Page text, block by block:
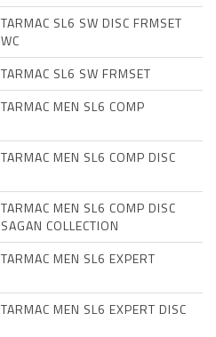
TARMAC SL6 SW DISC FRMSET
WC
TARMAC SL6 SW FRMSET
TARMAC MEN SL6 COMP
TARMAC MEN SL6 COMP DISC
TARMAC MEN SL6 COMP DISC
SAGAN COLLECTION
TARMAC MEN SL6 EXPERT
TARMAC MEN SL6 EXPERT DISC